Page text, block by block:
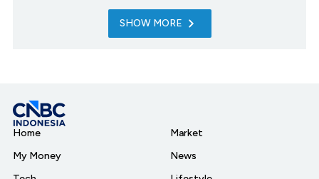
SHOW MORE
Home
My Money
Market
News